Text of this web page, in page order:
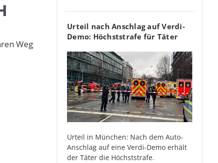
Weg
Urteil nach Anschlag auf Verdi-
Demo: Höchststrafe für Täter
Urteil in München: Nach dem Auto-
Anschlag auf eine Verdi-Demo erhält
der Täter die Höchststrafe.